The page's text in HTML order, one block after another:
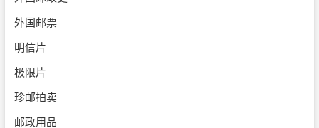
外国邮票
明信片
极限片
珍邮拍卖
邮政用品